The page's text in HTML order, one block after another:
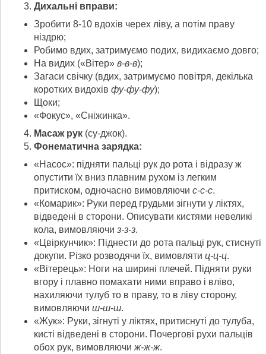
Дихальні вправи:
Зробити 8-10 вдохів черех ліву, а потім праву
ніздрю;
Робимо вдих, затримуємо подих, видихаємо довго;
На видих («Вітер» в-в-в);
Загаси свічку (вдих, затримуємо повітря, декілька
коротких видохів фу-фу-фу);
Щоки;
«Фокус», «Сніжинка».
Масаж рук (су-джок).
Фонематична зарядка:
«Насос»: підняти пальці рук до рота і відразу ж
опустити їх вниз плавним рухом із легким
притиском, одночасно вимовляючи с-с-с.
«Комарик»: Руки перед грудьми зігнути у ліктях,
відведені в сторони. Описувати кистями невеликі
кола, вимовляючи з-з-з.
«Цвіркунчик»: Піднести до рота пальці рук, стиснуті
докупи. Різко розводячи їх, вимовляти ц-ц-ц.
«Вітерець»: Ноги на ширині плечей. Підняти руки
вгору і плавно помахати ними вправо і вліво,
нахиляючи тулуб то в праву, то в ліву сторону,
вимовляючи ш-ш-ш.
«Жук»: Руки, зігнуті у ліктях, притиснуті до тулуба,
кисті відведені в сторони. Почергові рухи пальців
обох рук, вимовляючи ж-ж-ж.